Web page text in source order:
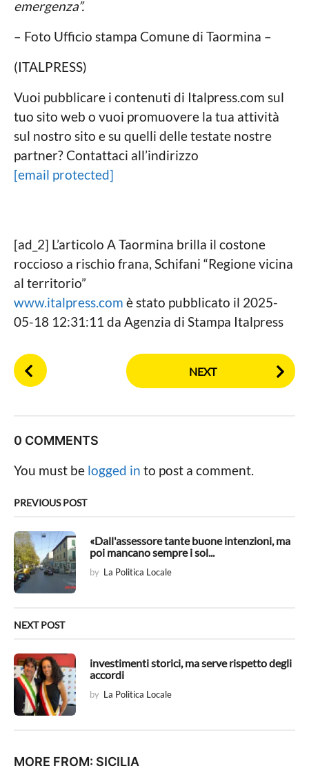
emergenza”.
– Foto Ufficio stampa Comune di Taormina –
(ITALPRESS)
Vuoi pubblicare i contenuti di Italpress.com sul
tuo sito web o vuoi promuovere la tua attività
sul nostro sito e su quelli delle testate nostre
partner? Contattaci all’indirizzo
[email protected]
[ad_2] L’articolo A Taormina brilla il costone
roccioso a rischio frana, Schifani “Regione vicina
al territorio”
www.italpress.com è stato pubblicato il 2025-
05-18 12:31:11 da Agenzia di Stampa Italpress
P
o
P
a
g
n
t
i
o
n
NEXT
0 COMMENTS
You must be logged in to post a comment.
PREVIOUS POST
«Dall'assessore tante buone intenzioni, ma
poi mancano sempre i sol...
by La Politica Locale
NEXT POST
investimenti storici, ma serve rispetto degli
accordi
by La Politica Locale
MORE FROM: SICILIA